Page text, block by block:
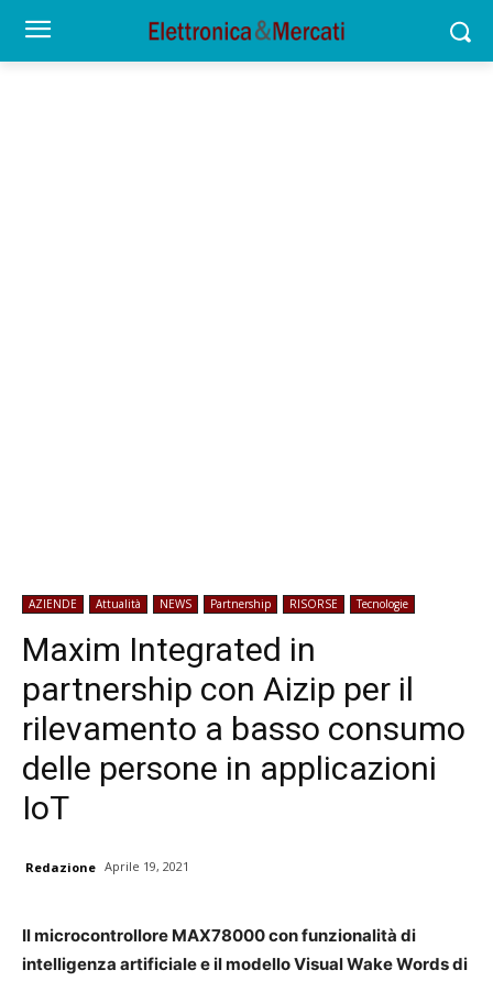
AZIENDE Attualità NEWS Partnership RISORSE Tecnologie
Maxim Integrated in
partnership con Aizip per il
rilevamento a basso consumo
delle persone in applicazioni
IoT
Redazione Aprile 19, 2021
Il microcontrollore MAX78000 con funzionalità di
intelligenza artificiale e il modello Visual Wake Words di